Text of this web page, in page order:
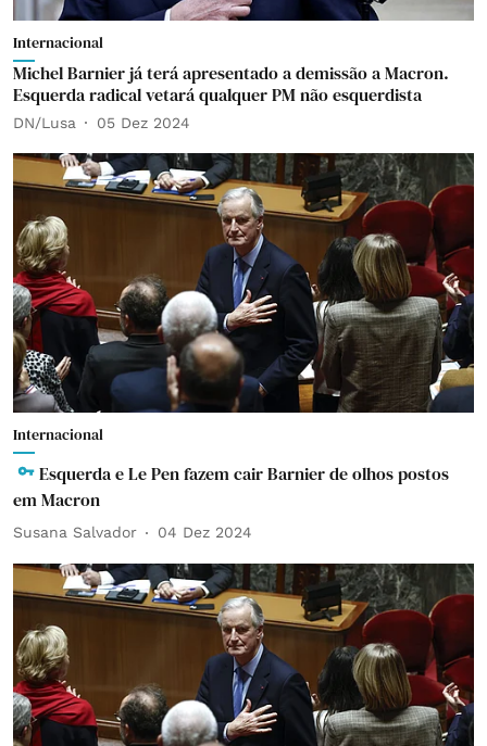
Internacional
Michel Barnier já terá apresentado a demissão a Macron.
Esquerda radical vetará qualquer PM não esquerdista
DN/Lusa 05 Dez 2024
Internacional
Esquerda e Le Pen fazem cair Barnier de olhos postos
em Macron
Susana Salvador 04 Dez 2024